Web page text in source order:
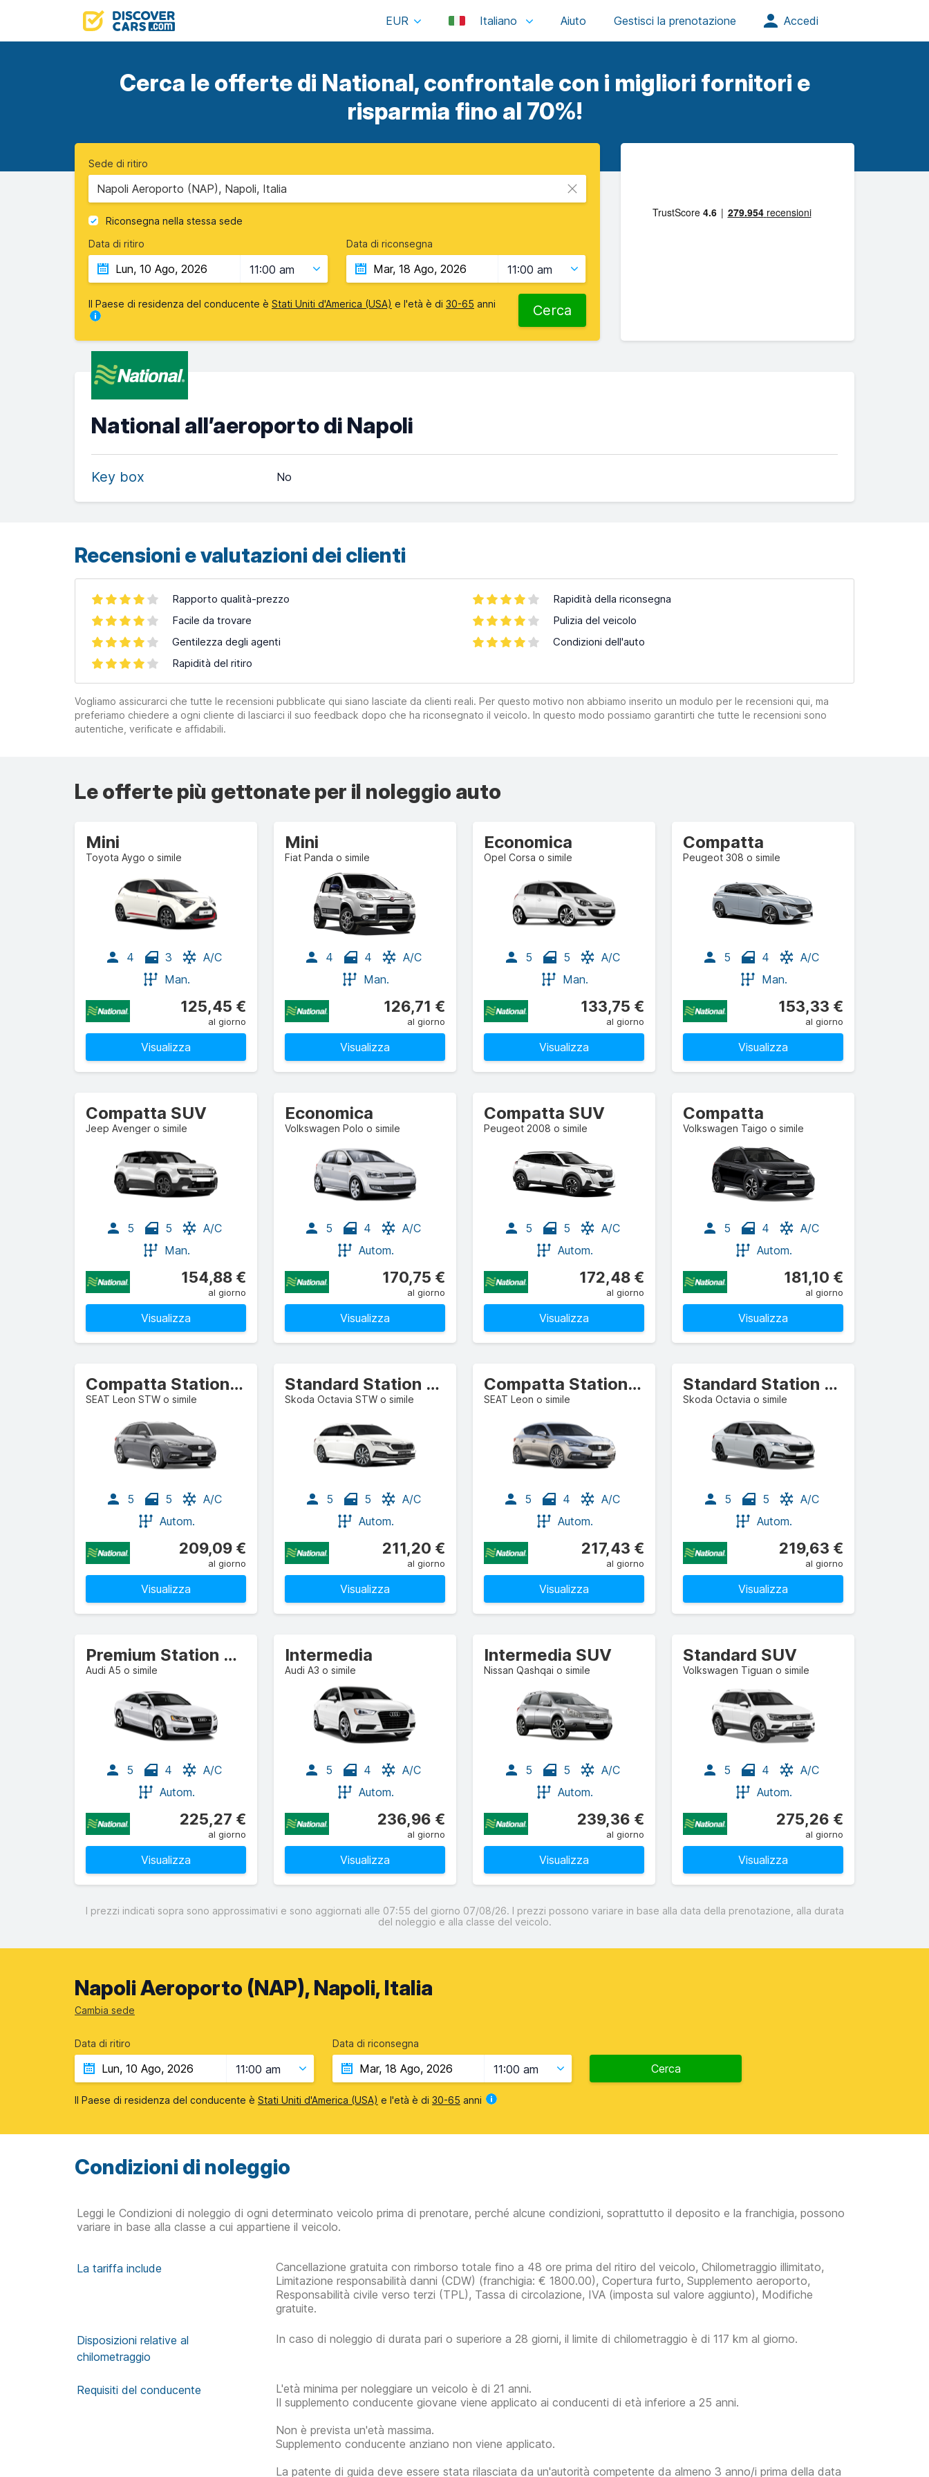
EUR Italiano
Cerca le offerte di National, confrontale con i migliori fornitori e
risparmia fino al 70%!
Sede di ritiro
Napoli Aeroporto (NAP), Napoli, Italia
Riconsegna nella stessa sede
Data di ritiro
11:00 am
Data di riconsegna
11:00 am
Il Paese di residenza del conducente è Stati Uniti d'America (USA) e l'età è di 30-65 anni Cerca
National all’aeroporto di Napoli
Key box No
Recensioni e valutazioni dei clienti
Rapporto qualità-prezzo
Facile da trovare
Gentilezza degli agenti
Rapidità del ritiro
Rapidità della riconsegna
Pulizia del veicolo
Condizioni dell'auto
Vogliamo assicurarci che tutte le recensioni pubblicate qui siano lasciate da clienti reali. Per questo motivo non abbiamo inserito un modulo per le recensioni qui, ma
preferiamo chiedere a ogni cliente di lasciarci il suo feedback dopo che ha riconsegnato il veicolo. In questo modo possiamo garantirti che tutte le recensioni sono
autentiche, verificate e affidabili.
Le offerte più gettonate per il noleggio auto
Mini
Toyota Aygo o simile
4 3
A/C
Man.
125,45 €
al giorno
Visualizza
Mini
Fiat Panda o simile
4 4
A/C
Man.
126,71 €
al giorno
Visualizza
Economica
Opel Corsa o simile
5 5
A/C
Man.
133,75 €
al giorno
Visualizza
Compatta
Peugeot 308 o simile
5 4
A/C
Man.
153,33 €
al giorno
Visualizza
Compatta SUV
Jeep Avenger o simile
5 5
A/C
Man.
154,88 €
al giorno
Visualizza
Economica
Volkswagen Polo o simile
5 4
A/C
Autom.
170,75 €
al giorno
Visualizza
Compatta SUV
Peugeot 2008 o simile
5 5
A/C
Autom.
172,48 €
al giorno
Visualizza
Compatta
Volkswagen Taigo o simile
5 4
A/C
Autom.
181,10 €
al giorno
Visualizza
Compatta Station wagon
SEAT Leon STW o simile
5 5
A/C
Autom.
209,09 €
al giorno
Visualizza
Standard Station wagon
Skoda Octavia STW o simile
5 5
A/C
Autom.
211,20 €
al giorno
Visualizza
Compatta Station wagon
SEAT Leon o simile
5 4
A/C
Autom.
217,43 €
al giorno
Visualizza
Standard Station wagon
Skoda Octavia o simile
5 5
A/C
Autom.
219,63 €
al giorno
Visualizza
Premium Station wagon
Audi A5 o simile
5 4
A/C
Autom.
225,27 €
al giorno
Visualizza
Intermedia
Audi A3 o simile
5 4
A/C
Autom.
236,96 €
al giorno
Visualizza
Intermedia SUV
Nissan Qashqai o simile
5 5
A/C
Autom.
239,36 €
al giorno
Visualizza
Standard SUV
Volkswagen Tiguan o simile
5 4
A/C
Autom.
275,26 €
al giorno
Visualizza
I prezzi indicati sopra sono approssimativi e sono aggiornati alle 07:55 del giorno 07/08/26. I prezzi possono variare in base alla data della prenotazione, alla durata
del noleggio e alla classe del veicolo.
Napoli Aeroporto (NAP), Napoli, Italia
Cambia sede
Data di ritiro
11:00 am
Data di riconsegna
11:00 am Cerca
Il Paese di residenza del conducente è Stati Uniti d'America (USA) e l'età è di 30-65 anni
Condizioni di noleggio
Leggi le Condizioni di noleggio di ogni determinato veicolo prima di prenotare, perché alcune condizioni, soprattutto il deposito e la franchigia, possono
variare in base alla classe a cui appartiene il veicolo.
La tariffa include
Cancellazione gratuita con rimborso totale fino a 48 ore prima del ritiro del veicolo, Chilometraggio illimitato,
Limitazione responsabilità danni (CDW) (franchigia: € 1800.00), Copertura furto, Supplemento aeroporto,
Responsabilità civile verso terzi (TPL), Tassa di circolazione, IVA (imposta sul valore aggiunto), Modifiche
gratuite.
Disposizioni relative al
chilometraggio
In caso di noleggio di durata pari o superiore a 28 giorni, il limite di chilometraggio è di 117 km al giorno.
Requisiti del conducente
L'età minima per noleggiare un veicolo è di 21 anni.
Il supplemento conducente giovane viene applicato ai conducenti di età inferiore a 25 anni.
Non è prevista un'età massima.
Supplemento conducente anziano non viene applicato.
La patente di guida deve essere stata rilasciata da un'autorità competente da almeno 3 anno/i prima della data